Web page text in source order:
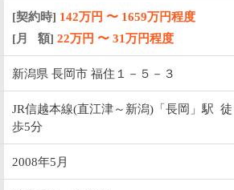
[契約時] 142万円 〜 1659万円程度
[月 額] 22万円 〜 31万円程度
新潟県 長岡市 福住１－５－３
JR信越本線(直江津～新潟)「長岡」駅 徒
歩5分
2008年5月